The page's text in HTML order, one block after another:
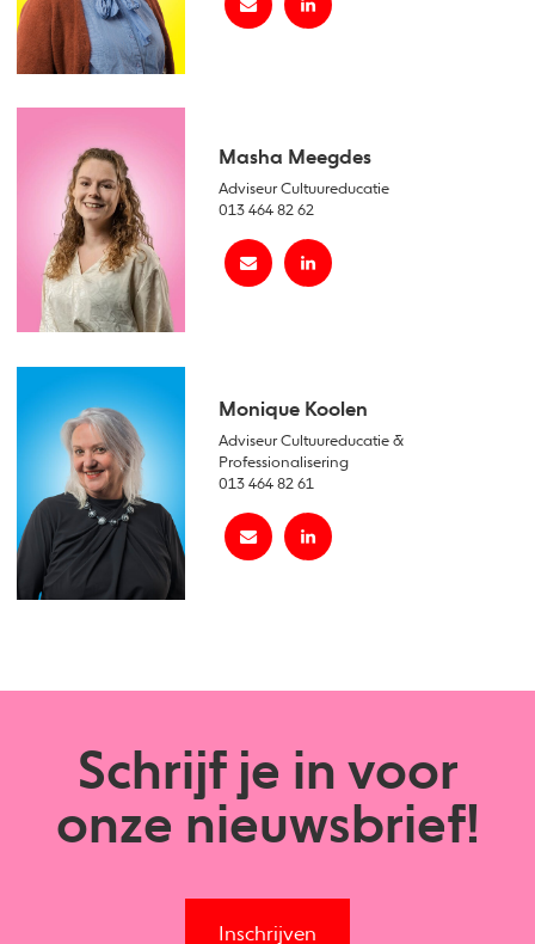
Masha Meegdes
Adviseur Cultuureducatie
013 464 82 62
Monique Koolen
Adviseur Cultuureducatie &
Professionalisering
013 464 82 61
Schrijf je in voor
onze nieuwsbrief!
Inschrijven